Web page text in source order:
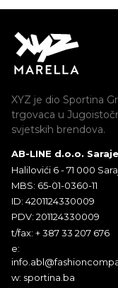
XYZ je dio Sportina
trgovaca u
svjetskih brendova.
AB-LINE d.o.o.
Halilovići 6 - 71 000
MBS: 65-01-0360-11
ID: 4201124330009
PDV: 201124330009
t/fax: + 387 33 207 676
e:
w: sportina.ba